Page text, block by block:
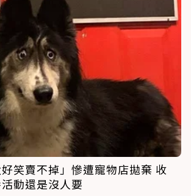
笑賣不掉」慘遭寵物店拋棄 收
動還是沒人要